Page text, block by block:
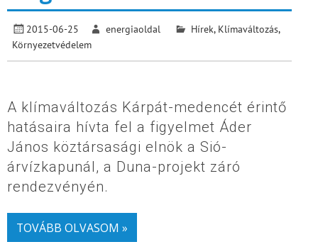
2015-06-25 energiaoldal Hírek, Klímaváltozás,
Környezetvédelem
A klímaváltozás Kárpát-medencét érintő
hatásaira hívta fel a figyelmet Áder
János köztársasági elnök a Sió-
árvízkapunál, a Duna-projekt záró
rendezvényén.
TOVÁBB OLVASOM »